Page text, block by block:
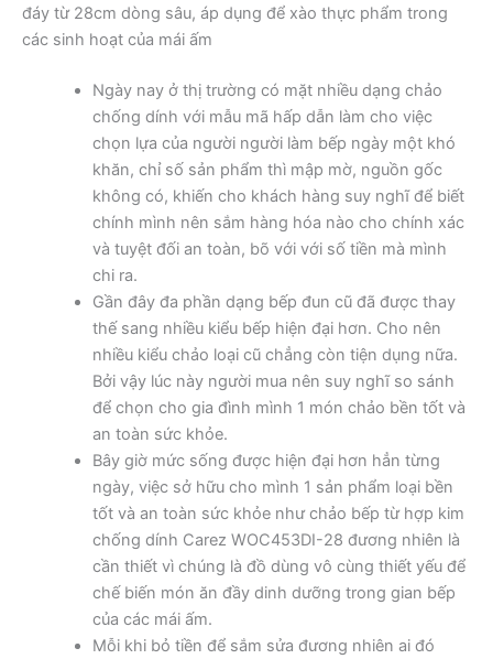
đáy từ 28cm dòng sâu, áp dụng để xào thực phẩm trong
các sinh hoạt của mái ấm
Ngày nay ở thị trường có mặt nhiều dạng chảo
chống dính với mẫu mã hấp dẫn làm cho việc
chọn lựa của người người làm bếp ngày một khó
khăn, chỉ số sản phẩm thì mập mờ, nguồn gốc
không có, khiến cho khách hàng suy nghĩ để biết
chính mình nên sắm hàng hóa nào cho chính xác
và tuyệt đối an toàn, bõ với với số tiền mà mình
chi ra.
Gần đây đa phần dạng bếp đun cũ đã được thay
thế sang nhiều kiểu bếp hiện đại hơn. Cho nên
nhiều kiểu chảo loại cũ chẳng còn tiện dụng nữa.
Bởi vậy lúc này người mua nên suy nghĩ so sánh
để chọn cho gia đình mình 1 món chảo bền tốt và
an toàn sức khỏe.
Bây giờ mức sống được hiện đại hơn hẳn từng
ngày, việc sở hữu cho mình 1 sản phẩm loại bền
tốt và an toàn sức khỏe như chảo bếp từ hợp kim
chống dính Carez WOC453DI-28 đương nhiên là
cần thiết vì chúng là đồ dùng vô cùng thiết yếu để
chế biến món ăn đầy dinh dưỡng trong gian bếp
của các mái ấm.
Mỗi khi bỏ tiền để sắm sửa đương nhiên ai đó